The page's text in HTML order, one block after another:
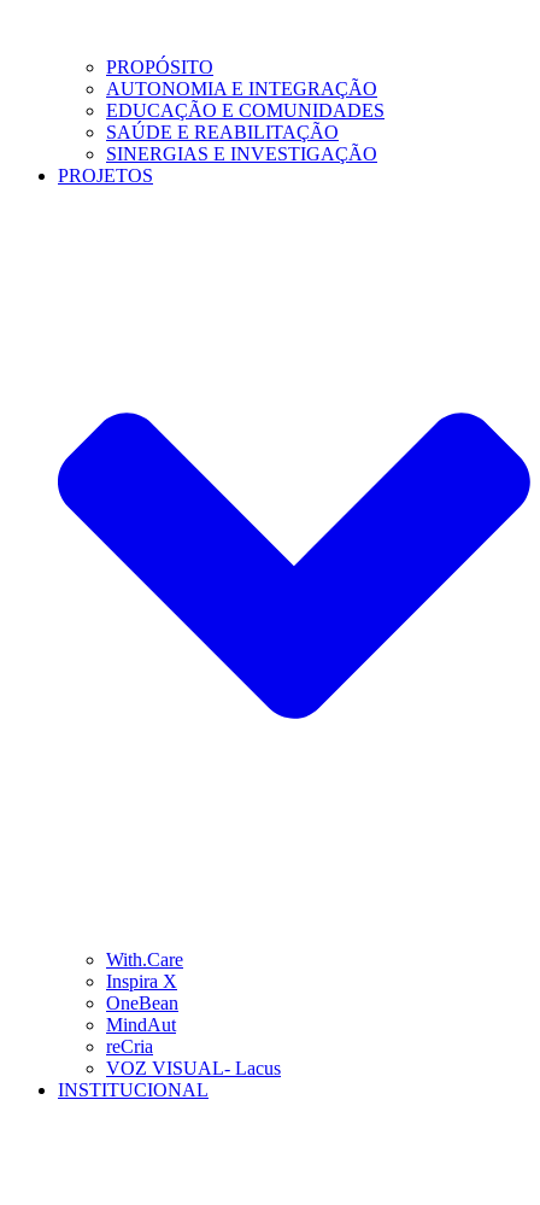
PROPÓSITO
AUTONOMIA E INTEGRAÇÃO
EDUCAÇÃO E COMUNIDADES
SAÚDE E REABILITAÇÃO
SINERGIAS E INVESTIGAÇÃO
PROJETOS
With.Care
Inspira X
OneBean
MindAut
reCria
VOZ VISUAL- Lacus
INSTITUCIONAL